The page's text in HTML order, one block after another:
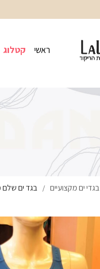
ראשי קטלוג
בגדי ים מקצועיים / בגד ים שלם